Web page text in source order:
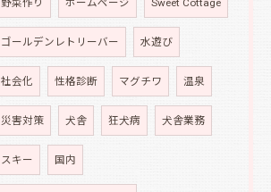
野菜作り ホームページ Sweet Cottage
ゴールデンレトリーバー 水遊び
社会化 性格診断 マグチワ 温泉
災害対策 犬舎 狂犬病 犬舎業務
スキー 国内